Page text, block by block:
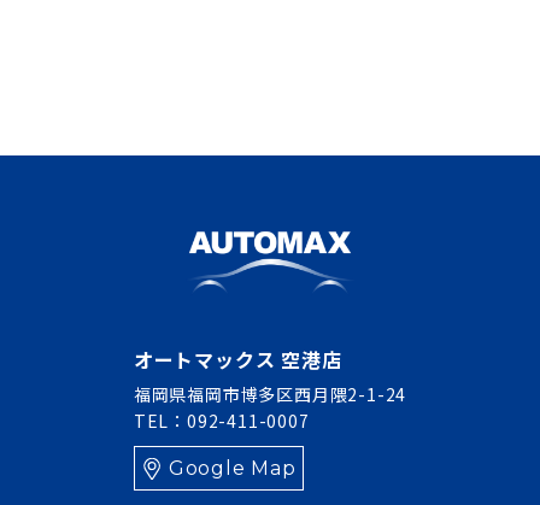
オートマックス 空港店
福岡県福岡市博多区西月隈2-1-24
TEL：092-411-0007
Google Map